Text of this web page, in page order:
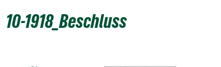
10-1918_Beschluss